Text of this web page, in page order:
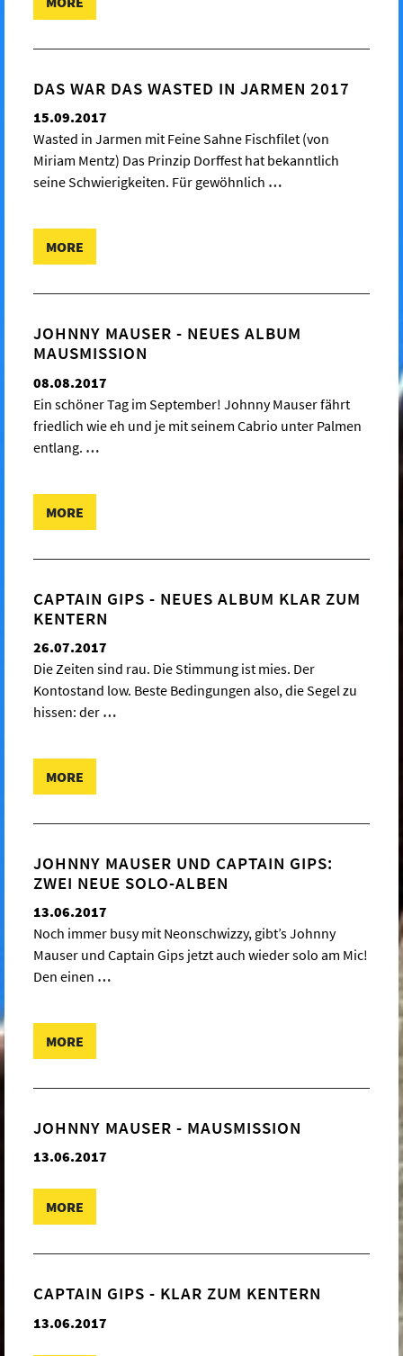
DAS WAR DAS WASTED IN JARMEN 2017
15.09.2017
Wasted in Jarmen mit Feine Sahne Fischfilet (von
Miriam Mentz) Das Prinzip Dorffest hat bekanntlich
seine Schwierigkeiten. Für gewöhnlich …
MORE
JOHNNY MAUSER - NEUES ALBUM
MAUSMISSION
08.08.2017
Ein schöner Tag im September! Johnny Mauser fährt
friedlich wie eh und je mit seinem Cabrio unter Palmen
entlang. …
MORE
CAPTAIN GIPS - NEUES ALBUM KLAR ZUM
KENTERN
26.07.2017
Die Zeiten sind rau. Die Stimmung ist mies. Der
Kontostand low. Beste Bedingungen also, die Segel zu
hissen: der …
MORE
JOHNNY MAUSER UND CAPTAIN GIPS:
ZWEI NEUE SOLO-ALBEN
13.06.2017
Noch immer busy mit Neonschwizzy, gibt’s Johnny
Mauser und Captain Gips jetzt auch wieder solo am Mic!
Den einen …
MORE
JOHNNY MAUSER - MAUSMISSION
13.06.2017
MORE
CAPTAIN GIPS - KLAR ZUM KENTERN
13.06.2017